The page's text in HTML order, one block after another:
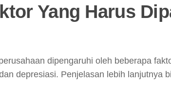
Yang Harus
dipengaruhi oleh beberapa
depresiasi. Penjelasan lebih lanjutnya